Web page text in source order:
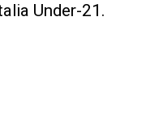
Under-21.